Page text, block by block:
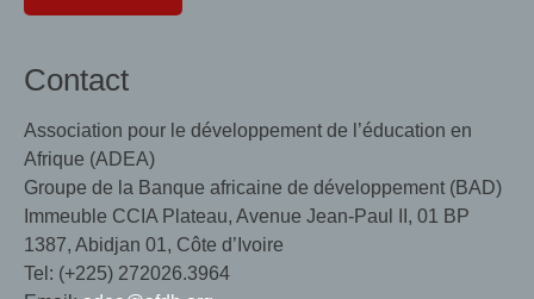
Contact
Association pour le développement de l’éducation en
Afrique (ADEA)
Groupe de la Banque africaine de développement (BAD)
Immeuble CCIA Plateau, Avenue Jean-Paul II, 01 BP
1387, Abidjan 01, Côte d’Ivoire
Tel: (+225) 272026.3964